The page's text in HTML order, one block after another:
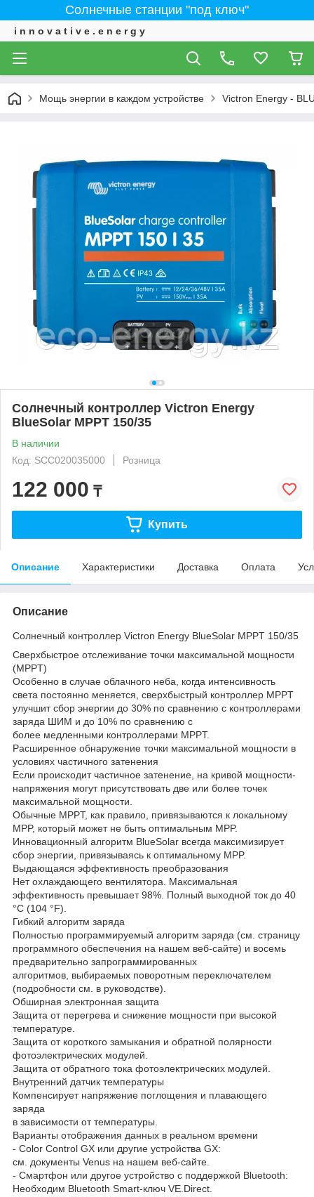
Солнечные станции "под ключ"
i n n o v a t i v e . e n e r g y
Мощь энергии в каждом устройстве Victron Energy -
Солнечный контроллер Victron Energy
BlueSolar MPPT 150/35
В наличии
Код: SCC020035000
Розница
122 000 ₸
Купить
Описание Характеристики Доставка Оплата
Описание
Солнечный контроллер Victron Energy BlueSolar MPPT 150/35
Сверхбыстрое отслеживание точки максимальной мощности
(MPPT)
Особенно в случае облачного неба, когда интенсивность
света постоянно меняется, сверхбыстрый контроллер MPPT
улучшит сбор энергии до 30% по сравнению с контроллерами
заряда ШИМ и до 10% по сравнению с
более медленными контроллерами MPPT.
Расширенное обнаружение точки максимальной мощности в
условиях частичного затенения
Если происходит частичное затенение, на кривой мощности-
напряжения могут присутствовать две или более точек
максимальной мощности.
Обычные MPPT, как правило, привязываются к локальному
MPP, который может не быть оптимальным MPP.
Инновационный алгоритм BlueSolar всегда максимизирует
сбор энергии, привязываясь к оптимальному MPP.
Выдающаяся эффективность преобразования
Нет охлаждающего вентилятора. Максимальная
эффективность превышает 98%. Полный выходной ток до 40
°C (104 °F).
Гибкий алгоритм заряда
Полностью программируемый алгоритм заряда (см. страницу
программного обеспечения на нашем веб-сайте) и восемь
предварительно запрограммированных
алгоритмов, выбираемых поворотным переключателем
(подробности см. в руководстве).
Обширная электронная защита
Защита от перегрева и снижение мощности при высокой
температуре.
Защита от короткого замыкания и обратной полярности
фотоэлектрических модулей.
Защита от обратного тока фотоэлектрических модулей.
Внутренний датчик температуры
Компенсирует напряжение поглощения и плавающего
заряда
в зависимости от температуры.
Варианты отображения данных в реальном времени
- Color Control GX или другие устройства GX:
см. документы Venus на нашем веб-сайте.
- Смартфон или другое устройство с поддержкой Bluetooth:
Необходим Bluetooth Smart-ключ VE.Direct.